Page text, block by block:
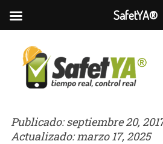
Publicado:septiembre 20,
Actualizado:marzo 17, 2025
SafetYA®